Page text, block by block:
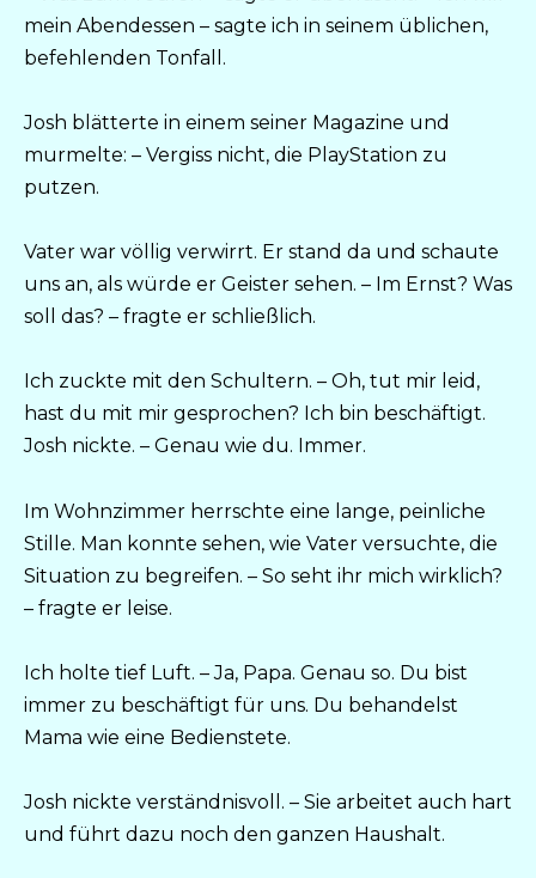
mein Abendessen – sagte ich in seinem üblichen,
befehlenden Tonfall.
Josh blätterte in einem seiner Magazine und
murmelte: – Vergiss nicht, die PlayStation zu
putzen.
Vater war völlig verwirrt. Er stand da und schaute
uns an, als würde er Geister sehen. – Im Ernst? Was
soll das? – fragte er schließlich.
Ich zuckte mit den Schultern. – Oh, tut mir leid,
hast du mit mir gesprochen? Ich bin beschäftigt.
Josh nickte. – Genau wie du. Immer.
Im Wohnzimmer herrschte eine lange, peinliche
Stille. Man konnte sehen, wie Vater versuchte, die
Situation zu begreifen. – So seht ihr mich wirklich?
– fragte er leise.
Ich holte tief Luft. – Ja, Papa. Genau so. Du bist
immer zu beschäftigt für uns. Du behandelst
Mama wie eine Bedienstete.
Josh nickte verständnisvoll. – Sie arbeitet auch hart
und führt dazu noch den ganzen Haushalt.